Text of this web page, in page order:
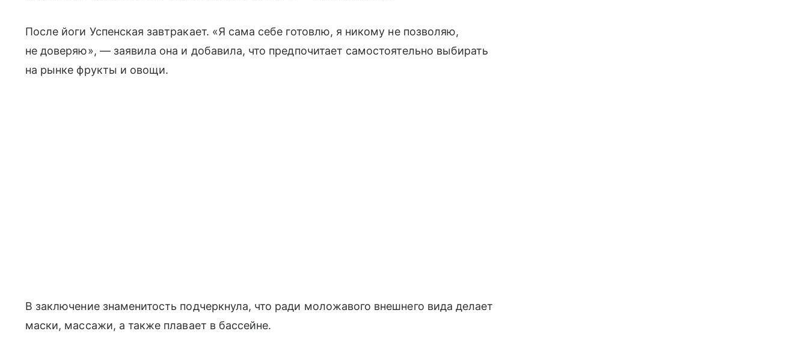
После йоги Успенская завтракает. «Я сама себе готовлю, я никому не позволяю,
не доверяю», — заявила она и добавила, что предпочитает самостоятельно выбирать
на рынке фрукты и овощи.
В заключение знаменитость подчеркнула, что ради моложавого внешнего вида делает
маски, массажи, а также плавает в бассейне.